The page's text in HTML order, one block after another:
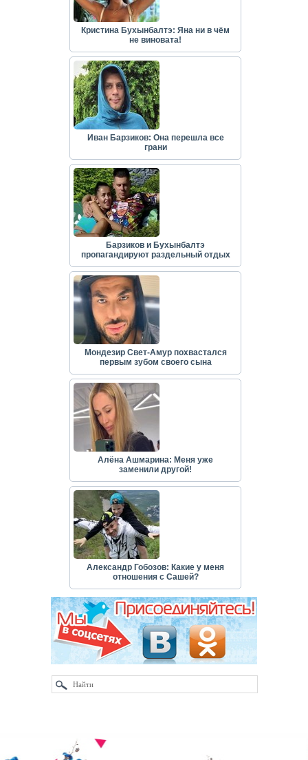
Кристина Бухынбалтэ: Яна ни в чём
не виновата!
Иван Барзиков: Она перешла все
грани
Барзиков и Бухынбалтэ
пропагандируют раздельный отдых
Мондезир Свет-Амур похвастался
первым зубом своего сына
Алёна Ашмарина: Меня уже
заменили другой!
Александр Гобозов: Какие у меня
отношения с Сашей?